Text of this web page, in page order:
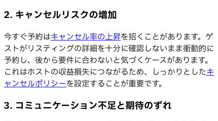
2. キャンセルリスクの増加
今すぐ予約はキャンセル率の上昇を招くことがあります。ゲ
ストがリスティングの詳細を十分に確認しないまま衝動的に
予約し、後から要件に合わないと気づくケースがあります。
これはホストの収益損失につながるため、しっかりとしたキ
ャンセルポリシーを設定することが重要です。
3. コミュニケーション不足と期待のずれ